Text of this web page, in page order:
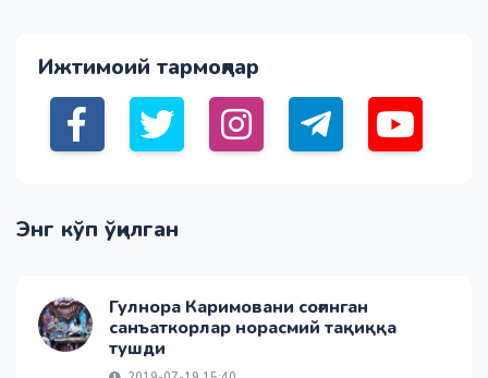
Ижтимоий тармоқлар
Энг кўп ўқилган
Гулнора Каримовани соғинган
санъаткорлар норасмий тақиққа
тушди